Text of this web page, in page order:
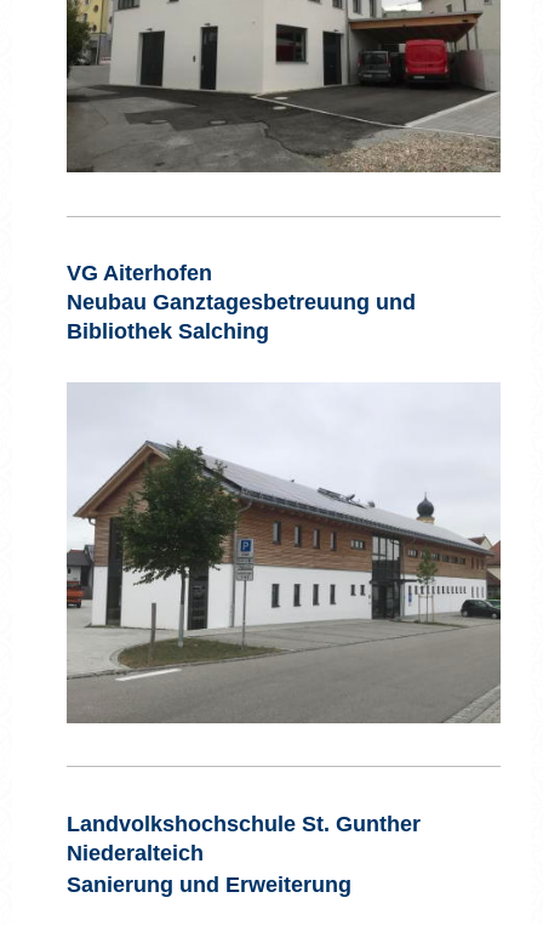
VG Aiterhofen
Neubau Ganztagesbetreuung und
Bibliothek Salching
Landvolkshochschule St. Gunther
Niederalteich
Sanierung und Erweiterung